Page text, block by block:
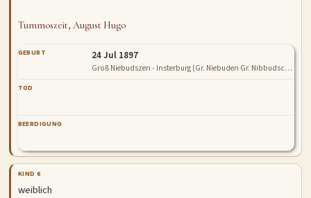
Tummoszeit, August Hugo
GEBURT 24 Jul 1897
Groß Niebudszen - Insterburg (Gr. Niebuden Gr. Nibbudschen Niebudszen Gr. Niebudschen Steinsee)
TOD
BEERDIGUNG
KIND 6
weiblich